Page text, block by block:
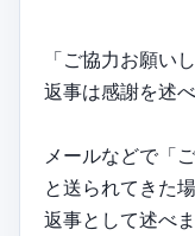
「ご協力お願い
返事は感謝を述
メールなどで「
と送られてきた
返事として述べま